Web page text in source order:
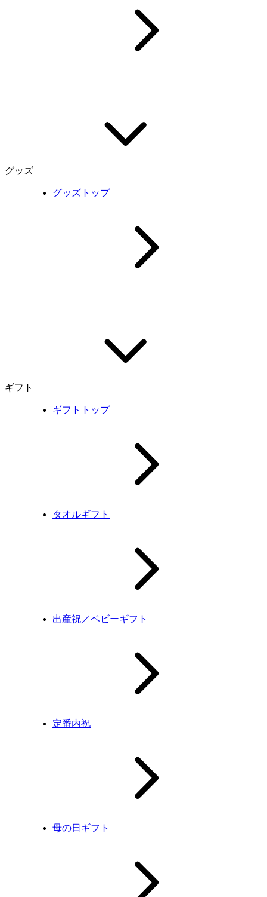
グッズ
グッズトップ
ギフト
ギフトトップ
タオルギフト
出産祝／ベビーギフト
定番内祝
母の日ギフト